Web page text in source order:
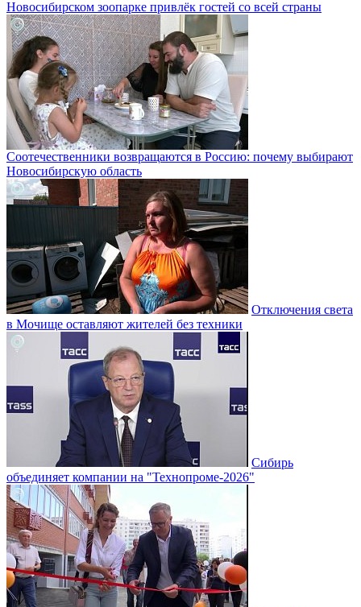
Новосибирском зоопарке привлёк гостей со всей страны
Соотечественники возвращаются в Россию: почему выбирают
Новосибирскую область
Отключения света
в Мочище оставляют жителей без техники
Сибирь
объединяет компании на "Технопроме-2026"